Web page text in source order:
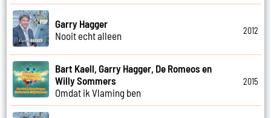
Garry Hagger
Nooit echt alleen
2012
Bart Kaell, Garry Hagger, De Romeos en
Willy Sommers
Omdat ik Vlaming ben
2015